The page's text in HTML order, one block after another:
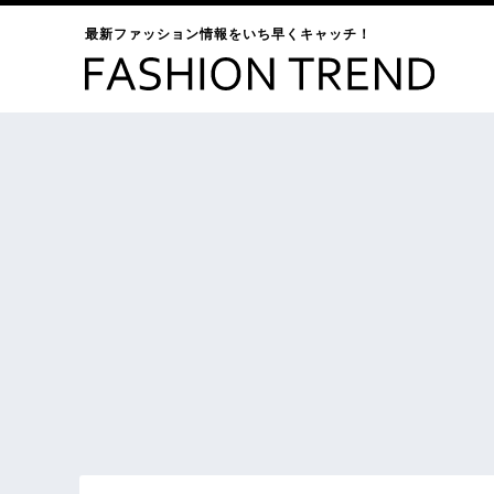
最新ファッション情報をいち早くキャッチ！